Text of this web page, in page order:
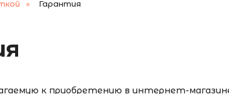
Гарантия
к приобретению в интернет-